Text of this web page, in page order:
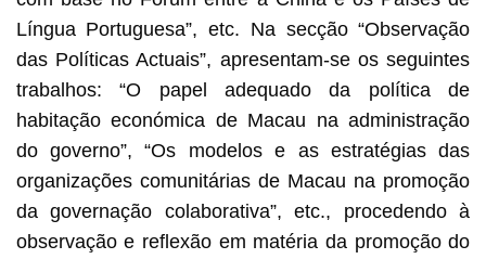
Língua Portuguesa”, etc. Na secção “Observação
das Políticas Actuais”, apresentam-se os seguintes
trabalhos: “O papel adequado da política de
habitação económica de Macau na administração
do governo”, “Os modelos e as estratégias das
organizações comunitárias de Macau na promoção
da governação colaborativa”, etc., procedendo à
observação e reflexão em matéria da promoção do